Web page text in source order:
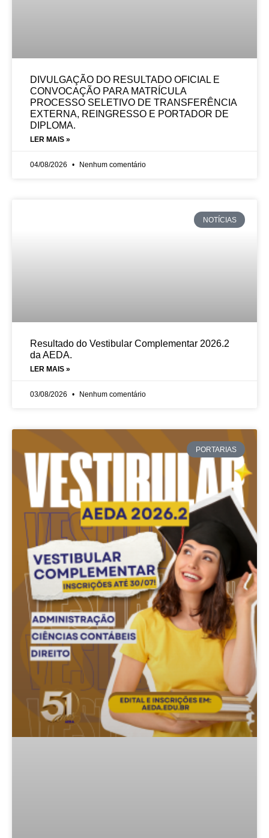
DIVULGAÇÃO DO RESULTADO OFICIAL E
CONVOCAÇÃO PARA MATRÍCULA
PROCESSO SELETIVO DE TRANSFERÊNCIA
EXTERNA, REINGRESSO E PORTADOR DE
DIPLOMA.
LER MAIS »
04/08/2026 Nenhum comentário
NOTÍCIAS
Resultado do Vestibular Complementar 2026.2
da AEDA.
LER MAIS »
03/08/2026 Nenhum comentário
PORTARIAS